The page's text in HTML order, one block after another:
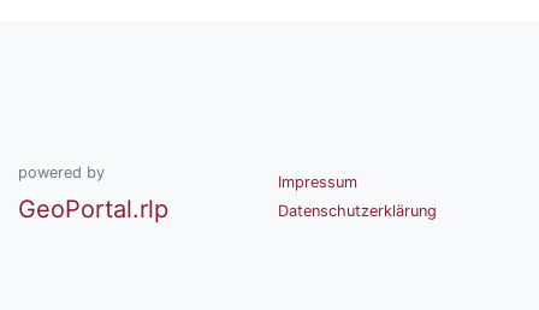
powered by
GeoPortal.rlp
Impressum
Datenschutzerklärung